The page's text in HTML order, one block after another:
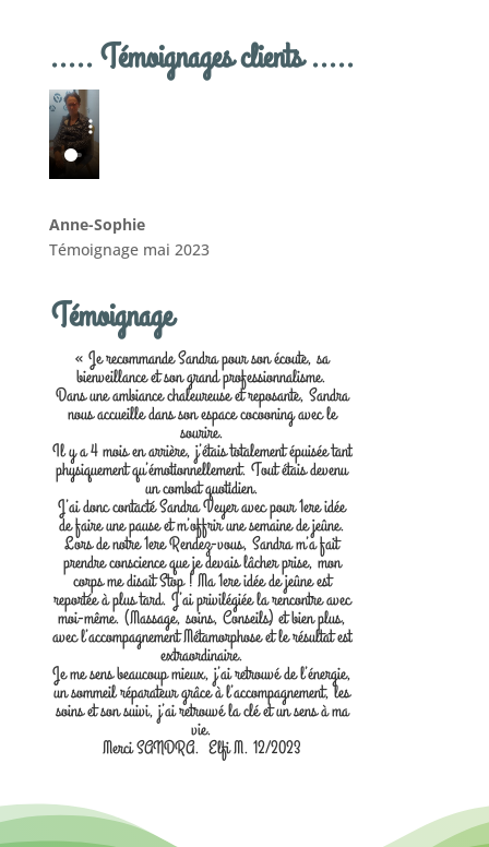
..... Témoignages clients .....
Anne-Sophie
Témoignage mai 2023
Témoignage
« Je recommande Sandra pour son écoute, sa
bienveillance et son grand professionnalisme.
Dans une ambiance chaleureuse et reposante, Sandra
nous accueille dans son espace cocooning avec le
sourire.
Il y a 4 mois en arrière, j’étais totalement épuisée tant
physiquement qu’émotionnellement. Tout étais devenu
un combat quotidien.
J’ai donc contacté Sandra Veyer avec pour 1ere idée
de faire une pause et m’offrir une semaine de jeûne.
Lors de notre 1ere Rendez-vous, Sandra m’a fait
prendre conscience que je devais lâcher prise, mon
corps me disait Stop ! Ma 1ere idée de jeûne est
reportée à plus tard. J’ai privilégiée la rencontre avec
moi-même. (Massage, soins, Conseils) et bien plus,
avec l’accompagnement Métamorphose et le résultat est
extraordinaire.
Je me sens beaucoup mieux, j’ai retrouvé de l’énergie,
un sommeil réparateur grâce à l’accompagnement, les
soins et son suivi, j’ai retrouvé la clé et un sens à ma
vie.
Merci SANDRA. Elfi M. 12/2023